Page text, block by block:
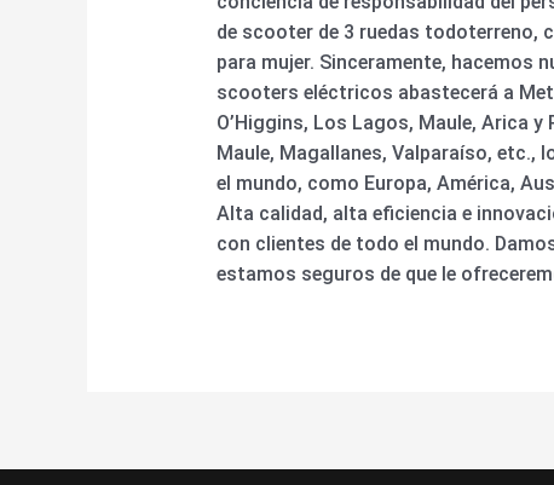
de scooter de 3 ruedas
para mujer. Sinceramente, hacemos
scooters eléctricos abastecerá a
O’Higgins, Los Lagos, Maule, Arica
Maule, Magallanes, Valparaíso,
el mundo, como Europa, América,
Alta calidad, alta eficiencia e
con clientes de todo el mundo.
estamos seguros de que le